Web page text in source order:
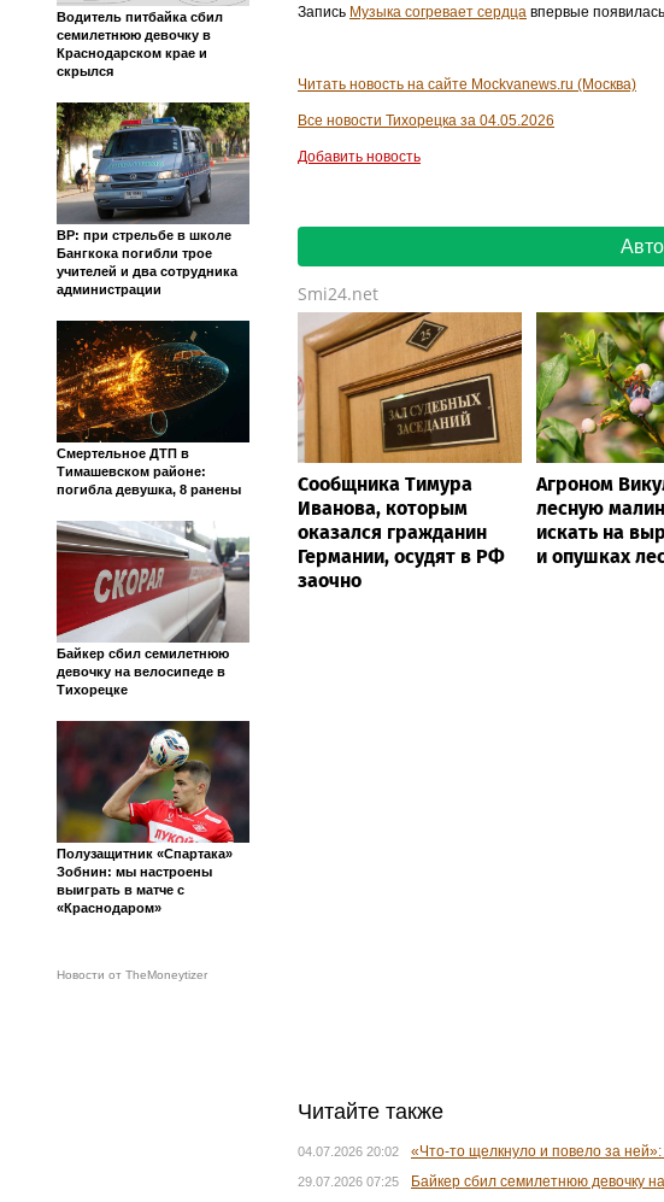
Водитель питбайка сбил
семилетнюю девочку в
Краснодарском крае и
скрылся
BP: при стрельбе в школе
Бангкока погибли трое
учителей и два сотрудника
администрации
Смертельное ДТП в
Тимашевском районе:
погибла девушка, 8 ранены
Байкер сбил семилетнюю
девочку на велосипеде в
Тихорецке
Полузащитник «Спартака»
Зобнин: мы настроены
выиграть в матче с
«Краснодаром»
Новости от TheMoneytizer
Запись Музыка согревает сердца впервые появилась
Читать новость на сайте Mockvanews.ru (Москва)
Все новости Тихорецка за 04.05.2026
Добавить новость
Smi24.net
Сообщника Тимура
Иванова, которым
оказался гражданин
Германии, осудят в РФ
заочно
Агроном
лесную
искать на
и опушках
Читайте также
04.07.2026 20:02 «Что-то щелкнуло и повело за
29.07.2026 07:25 Байкер сбил семилетнюю девочку